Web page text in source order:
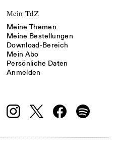
Mein TdZ
Meine Themen
Meine Bestellungen
Download-Bereich
Mein Abo
Persönliche Daten
Anmelden